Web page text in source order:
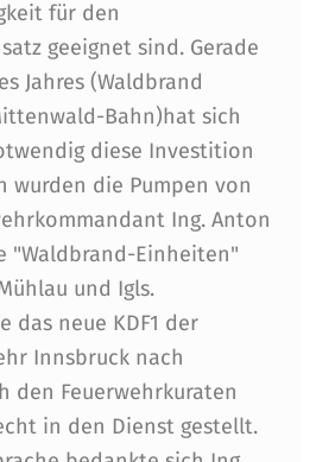
für den
geeignet sind. Gerade
Jahres (Waldbrand
Bahn)hat sich
diese Investition
wurden die Pumpen von
Ing. Anton
"Waldbrand-Einheiten"
und Igls.
das neue KDF1 der
Innsbruck nach
den Feuerwehrkuraten
in den Dienst gestellt.